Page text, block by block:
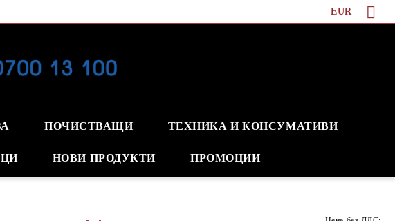
EUR
ПОЧИСТВАЩИ ТЕХНИКА И КОНСУМАТИВИ
НОВИ ПРОДУКТИ ПРОМОЦИИ